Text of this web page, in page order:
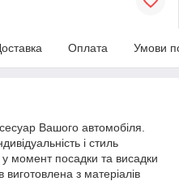
Оплата Умови
Вашого автомобіля.
і стиль
момент посадки та висадки
з матеріалів